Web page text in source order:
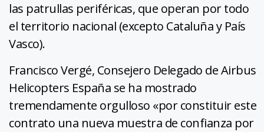
las patrullas periféricas, que operan por todo
el territorio nacional (excepto Cataluña y País
Vasco).
Francisco Vergé, Consejero Delegado de Airbus
Helicopters España se ha mostrado
tremendamente orgulloso «por constituir este
contrato una nueva muestra de confianza por